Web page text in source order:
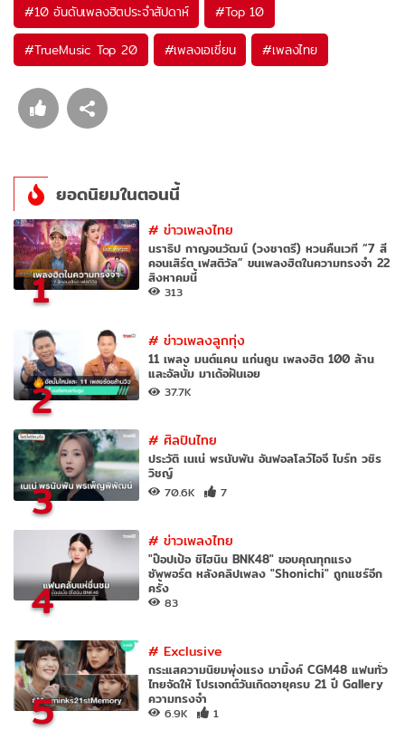
#10 อันดับเพลงฮิตประจำสัปดาห์ #Top 10
#TrueMusic Top 20 #เพลงเอเชี่ยน #เพลงไทย
ยอดนิยมในตอนนี้
1
#ข่าวเพลงไทย
นราธิป กาญจนวัฒน์ (วงชาตรี) หวนคืนเวที “7 สี
คอนเสิร์ต เฟสติวัล” ขนเพลงฮิตในความทรงจำ 22
สิงหาคมนี้
313
2
#ข่าวเพลงลูกทุ่ง
11 เพลง มนต์แคน แก่นคูน เพลงฮิต 100 ล้าน
และอัลบั้ม มาเด้อฝันเอย
37.7K
3
#ศิลปินไทย
ประวัติ เนเน่ พรนับพัน อันฟอลโลว์ไอจี ไบร์ท วชิร
วิชญ์
70.6K 7
4
#ข่าวเพลงไทย
"ป๊อปเป้อ ชิไฮนิน BNK48" ขอบคุณทุกแรง
ซัพพอร์ต หลังคลิปเพลง "Shonichi" ถูกแชร์อีก
ครั้ง
83
5
#Exclusive
กระแสความนิยมพุ่งแรง มามิ้งค์ CGM48 แฟนทั่ว
ไทยจัดให้ โปรเจกต์วันเกิดอายุครบ 21 ปี Gallery
ความทรงจำ
6.9K 1